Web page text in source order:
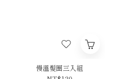
慢溫髮圈三入組